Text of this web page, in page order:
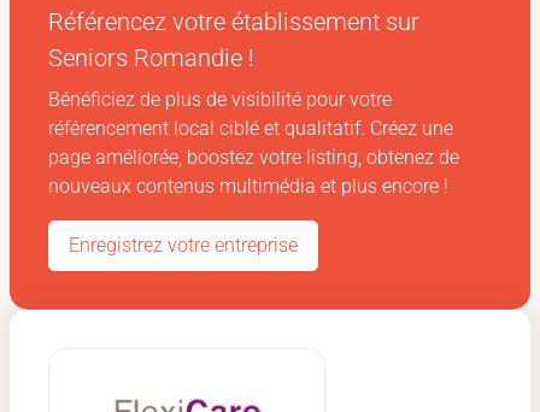
Référencez votre établissement sur
Seniors Romandie !
Bénéficiez de plus de visibilité pour votre
référencement local ciblé et qualitatif. Créez une
page améliorée, boostez votre listing, obtenez de
nouveaux contenus multimédia et plus encore !
Enregistrez votre entreprise